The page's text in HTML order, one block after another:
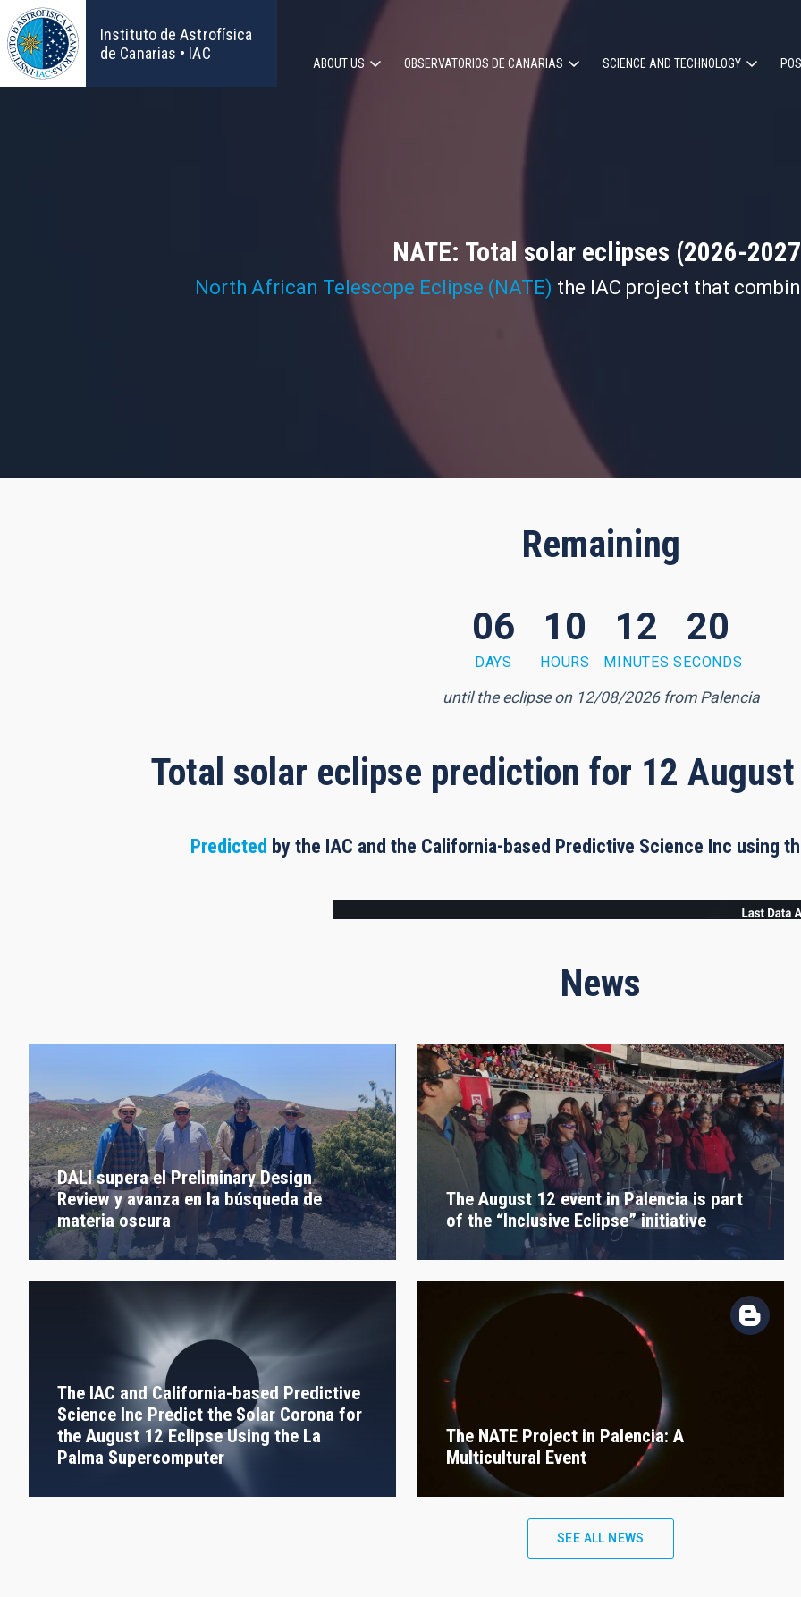
Skip
to
main
content
Instituto de Astrofísica
de Canarias • IAC
Main
navigation
ABOUT US OBSERVATORIOS DE CANARIAS SCIENCE AND TECHNOLOGY
NATE: Total solar eclipses (2026-
North African Telescope Eclipse (NATE) the IAC project that
Remaining
06
DAYS
10
HOURS
12
MINUTES
18
SECONDS
until the eclipse on 12/08/2026 from Palencia
Total solar eclipse prediction for 12
Predicted by the IAC and the California-based Predictive Science Inc using
News
DALI supera el Preliminary Design
Review y avanza en la búsqueda de
materia oscura
The August 12 event in Palencia is part
of the “Inclusive Eclipse” initiative
The IAC and California-based Predictive
Science Inc Predict the Solar Corona for
the August 12 Eclipse Using the La
Palma Supercomputer
The NATE Project in Palencia: A
Multicultural Event
SEE ALL NEWS